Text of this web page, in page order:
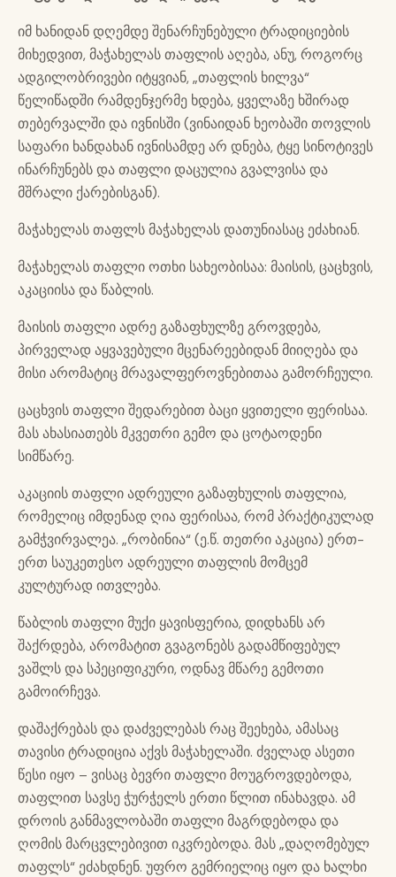
იმ ხანიდან დღემდე შენარჩუნებული ტრადიციების
მიხედვით, მაჭახელას თაფლის აღება, ანუ, როგორც
ადგილობრივები იტყვიან, „თაფლის ხილვა“
წელიწადში რამდენჯერმე ხდება, ყველაზე ხშირად
თებერვალში და ივნისში (ვინაიდან ხეობაში თოვლის
საფარი ხანდახან ივნისამდე არ დნება, ტყე სინოტივეს
ინარჩუნებს და თაფლი დაცულია გვალვისა და
მშრალი ქარებისგან).
მაჭახელას თაფლს მაჭახელას დათუნიასაც ეძახიან.
მაჭახელას თაფლი ოთხი სახეობისაა: მაისის, ცაცხვის,
აკაციისა და წაბლის.
მაისის თაფლი ადრე გაზაფხულზე გროვდება,
პირველად აყვავებული მცენარეებიდან მიიღება და
მისი არომატიც მრავალფეროვნებითაა გამორჩეული.
ცაცხვის თაფლი შედარებით ბაცი ყვითელი ფერისაა.
მას ახასიათებს მკვეთრი გემო და ცოტაოდენი
სიმწარე.
აკაციის თაფლი ადრეული გაზაფხულის თაფლია,
რომელიც იმდენად ღია ფერისაა, რომ პრაქტიკულად
გამჭვირვალეა. „რობინია“ (ე.წ. თეთრი აკაცია) ერთ-
ერთ საუკეთესო ადრეული თაფლის მომცემ
კულტურად ითვლება.
წაბლის თაფლი მუქი ყავისფერია, დიდხანს არ
შაქრდება, არომატით გვაგონებს გადამწიფებულ
ვაშლს და სპეციფიკური, ოდნავ მწარე გემოთი
გამოირჩევა.
დაშაქრებას და დაძველებას რაც შეეხება, ამასაც
თავისი ტრადიცია აქვს მაჭახელაში. ძველად ასეთი
წესი იყო – ვისაც ბევრი თაფლი მოუგროვდებოდა,
თაფლით სავსე ჭურჭელს ერთი წლით ინახავდა. ამ
დროის განმავლობაში თაფლი მაგრდებოდა და
ღომის მარცვლებივით იკვრებოდა. მას „დაღომებულ
თაფლს“ ეძახდნენ. უფრო გემრიელიც იყო და ხალხი